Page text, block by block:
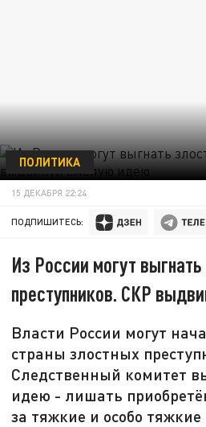
ПОЛИТИКА
15 ДЕКАБРЯ 22:24
ПОДПИШИТЕСЬ:
Из России могут
преступников. СКР
Власти России могут
страны злостных
Следственный комитет
идею - лишать
за тяжкие и особо